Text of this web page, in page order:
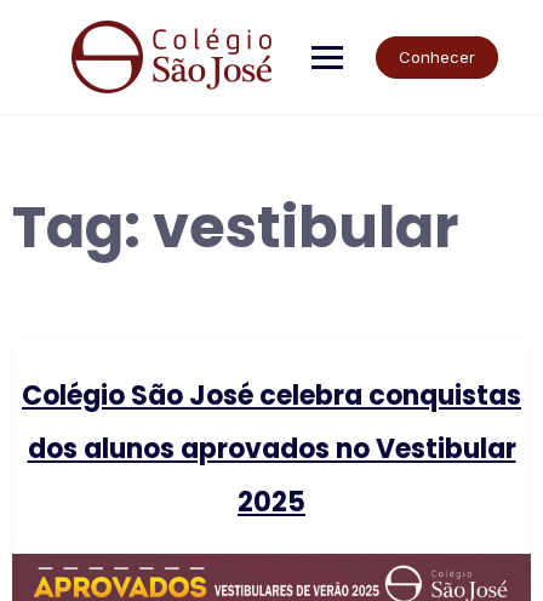
Conhecer
Tag:vestibular
Colégio São José celebra conquistas
dos alunos aprovados no Vestibular
2025